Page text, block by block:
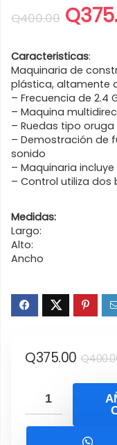
Q400.00 El
precio
era:
Q
Caracteristicas:
Maquinaria de
plástica, altamente
– Frecuencia de 2.4
– Maquina
– Ruedas tipo oruga
– Demostración de
sonido
– Maquinaria
– Control utiliza dos
Medidas:
Largo:
Alto:
Ancho
Q
Q375.00